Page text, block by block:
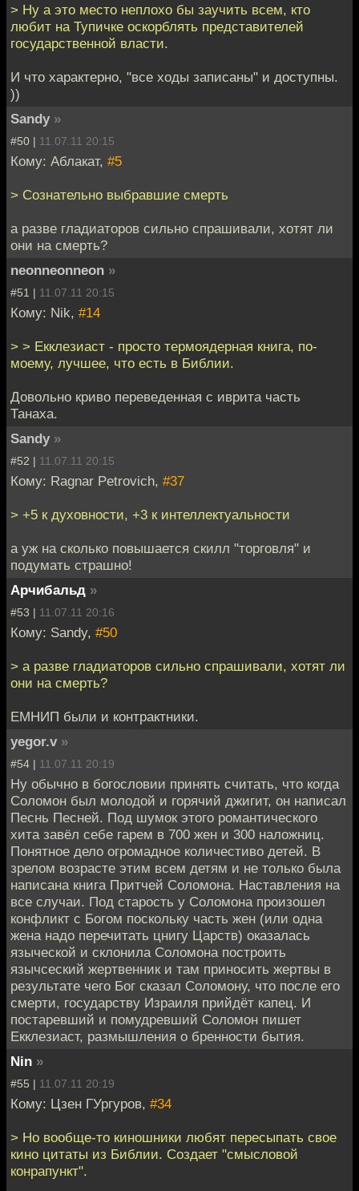
> Ну а это место неплохо бы заучить всем, кто
любит на Тупичке оскорблять представителей
государственной власти.
И что характерно, "все ходы записаны" и доступны.
))
Sandy »
#50 | 11.07.11 20:15
Кому: Аблакат, #5
> Сознательно выбравшие смерть
а разве гладиаторов сильно спрашивали, хотят ли
они на смерть?
neonneonneon »
#51 | 11.07.11 20:15
Кому: Nik, #14
> > Екклезиаст - просто термоядерная книга, по-
моему, лучшее, что есть в Библии.
Довольно криво переведенная с иврита часть
Танаха.
Sandy »
#52 | 11.07.11 20:15
Кому: Ragnar Petrovich, #37
> +5 к духовности, +3 к интеллектуальности
а уж на сколько повышается скилл "торговля" и
подумать страшно!
Арчибальд »
#53 | 11.07.11 20:16
Кому: Sandy, #50
> а разве гладиаторов сильно спрашивали, хотят ли
они на смерть?
ЕМНИП были и контрактники.
yegor.v »
#54 | 11.07.11 20:19
Ну обычно в богословии принять считать, что когда
Соломон был молодой и горячий джигит, он написал
Песнь Песней. Под шумок этого романтического
хита завёл себе гарем в 700 жен и 300 наложниц.
Понятное дело огромадное количестиво детей. В
зрелом возрасте этим всем детям и не только была
написана книга Притчей Соломона. Наставления на
все случаи. Под старость у Соломона произошел
конфликт с Богом поскольку часть жен (или одна
жена надо перечитать цнигу Царств) оказалась
языческой и склонила Соломона построить
язычсеский жертвенник и там приносить жертвы в
результате чего Бог сказал Соломону, что после его
смерти, государству Израиля прийдёт капец. И
постаревший и помудревший Соломон пишет
Екклезиаст, размышления о бренности бытия.
Nin »
#55 | 11.07.11 20:19
Кому: Цзен ГУргуров, #34
> Но вообще-то киношники любят пересыпать свое
кино цитаты из Библии. Создает "смысловой
конрапункт".